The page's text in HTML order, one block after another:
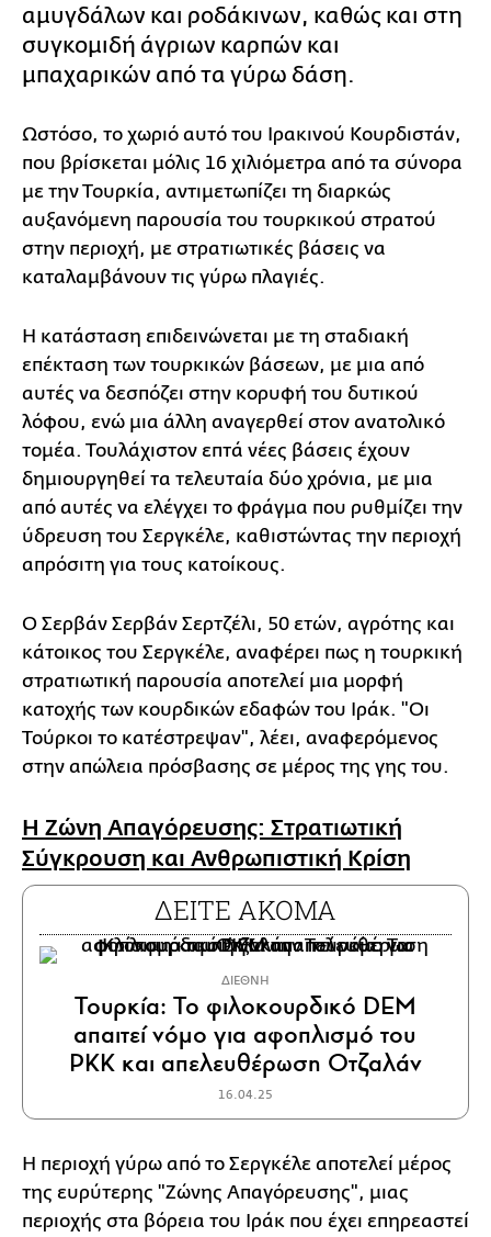
αμυγδάλων και ροδάκινων, καθώς και στη
συγκομιδή άγριων καρπών και
μπαχαρικών από τα γύρω δάση.
Ωστόσο, το χωριό αυτό του Ιρακινού Κουρδιστάν,
που βρίσκεται μόλις 16 χιλιόμετρα από τα σύνορα
με την Τουρκία, αντιμετωπίζει τη διαρκώς
αυξανόμενη παρουσία του τουρκικού στρατού
στην περιοχή, με στρατιωτικές βάσεις να
καταλαμβάνουν τις γύρω πλαγιές.
Η κατάσταση επιδεινώνεται με τη σταδιακή
επέκταση των τουρκικών βάσεων, με μια από
αυτές να δεσπόζει στην κορυφή του δυτικού
λόφου, ενώ μια άλλη αναγερθεί στον ανατολικό
τομέα. Τουλάχιστον επτά νέες βάσεις έχουν
δημιουργηθεί τα τελευταία δύο χρόνια, με μια
από αυτές να ελέγχει το φράγμα που ρυθμίζει την
ύδρευση του Σεργκέλε, καθιστώντας την περιοχή
απρόσιτη για τους κατοίκους.
Ο Σερβάν Σερβάν Σερτζέλι, 50 ετών, αγρότης και
κάτοικος του Σεργκέλε, αναφέρει πως η τουρκική
στρατιωτική παρουσία αποτελεί μια μορφή
κατοχής των κουρδικών εδαφών του Ιράκ. "Οι
Τούρκοι το κατέστρεψαν", λέει, αναφερόμενος
στην απώλεια πρόσβασης σε μέρος της γης του.
Η Ζώνη Απαγόρευσης: Στρατιωτική
Σύγκρουση και Ανθρωπιστική Κρίση
ΔΕΙΤΕ ΑΚΟΜΑ
ΔΙΕΘΝΗ
Τουρκία: Το φιλοκουρδικό DEM
απαιτεί νόμο για αφοπλισμό του
PKK και απελευθέρωση Οτζαλάν
16.04.25
Η περιοχή γύρω από το Σεργκέλε αποτελεί μέρος
της ευρύτερης "Ζώνης Απαγόρευσης", μιας
περιοχής στα βόρεια του Ιράκ που έχει επηρεαστεί